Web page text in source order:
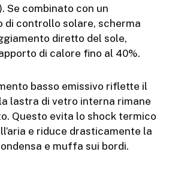
Se combinato con un
di controllo solare, scherma
diretto del sole,
di calore fino al 40%.
basso emissivo riflette il
lastra di vetro interna rimane
Questo evita lo shock termico
e riduce drasticamente la
e muffa sui bordi.